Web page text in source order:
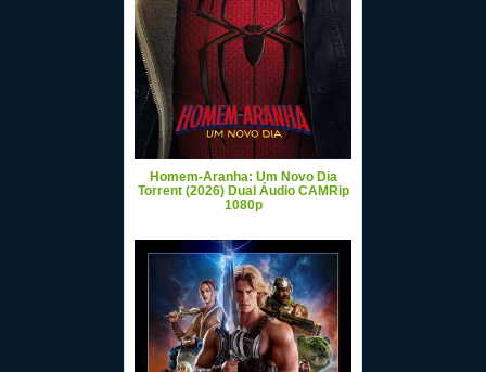
Homem-Aranha: Um Novo Dia
Torrent (2026) Dual Áudio CAMRip
1080p